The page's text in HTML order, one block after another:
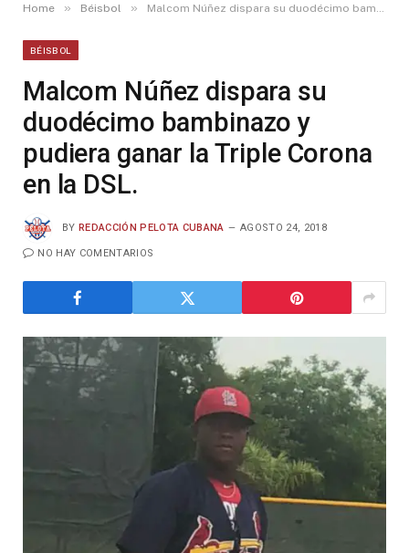
Home » Béisbol » Malcom Núñez dispara su duodécimo bambinazo y pudiera ganar la Triple Corona en la DSL.
BÉISBOL
Malcom Núñez dispara su
duodécimo bambinazo y
pudiera ganar la Triple Corona
en la DSL.
BY REDACCIÓN PELOTA CUBANA AGOSTO 24, 2018
NO HAY COMENTARIOS